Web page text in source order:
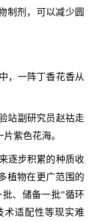
制剂，可以减少圆
，一阵丁香花香从
站副研究员赵祜走
紫色花海。
逐步积累的种质收
植物在更广范围的
、储备一批”循环
术适配性等现实难